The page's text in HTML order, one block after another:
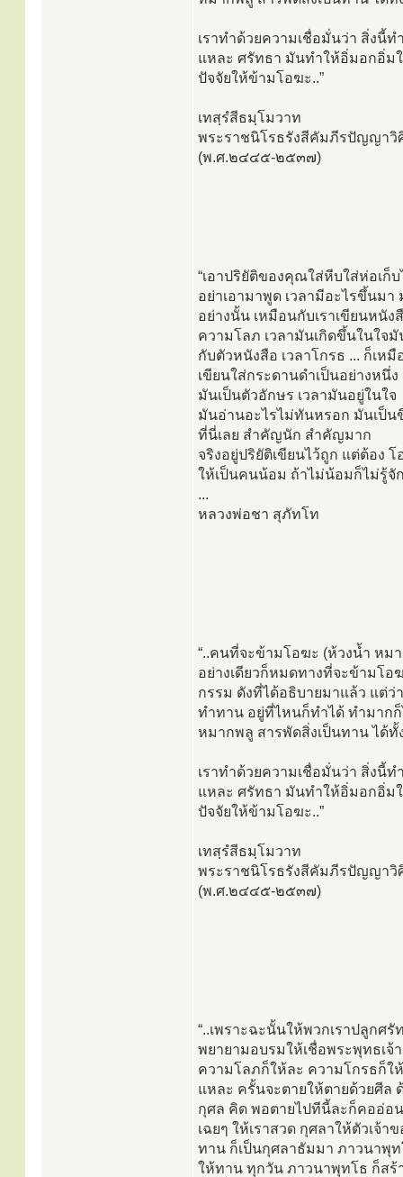
เราทำด้วยความเชื่อมั่นว่า สิ่งนี้
แหละ ศรัทธา มันทำให้อิ่มอกอิ่มใ
ปัจจัยให้ข้ามโอฆะ..”
เทสฺรํสีธมฺโมวาท
พระราชนิโรธรังสีคัมภีรปัญญาวิศิ
(พ.ศ.๒๔๔๕-๒๕๓๗)
“เอาปริยัติของคุณใส่หีบใส่ห่อเก็บ
อย่าเอามาพูด เวลามีอะไรขึ้นมา
อย่างนั้น เหมือนกับเราเขียนหนัง
ความโลภ เวลามันเกิดขึ้นในใจ
กับตัวหนังสือ เวลาโกรธ ... ก็เห
เขียนใส่กระดานดำเป็นอย่างหนึ่ง
มันเป็นตัวอักษร เวลามันอยู่ในใจ
มันอ่านอะไรไม่ทันหรอก มันเป็น
ที่นี่เลย สำคัญนัก สำคัญมาก
จริงอยู่ปริยัติเขียนไว้ถูก แต่ต้อง โ
ให้เป็นคนน้อม ถ้าไม่น้อมก็ไม่รู้จั
...
หลวงพ่อชา สุภัทโท
“..คนที่จะข้ามโอฆะ (ห้วงน้ำ หมา
อย่างเดียวก็หมดทางที่จะข้ามโอ
กรรม ดังที่ได้อธิบายมาแล้ว แต่ว่
ทำทาน อยู่ที่ไหนก็ทำได้ ทำมากก็
หมากพลู สารพัดสิ่งเป็นทาน ได้
เราทำด้วยความเชื่อมั่นว่า สิ่งนี้
แหละ ศรัทธา มันทำให้อิ่มอกอิ่มใ
ปัจจัยให้ข้ามโอฆะ..”
เทสฺรํสีธมฺโมวาท
พระราชนิโรธรังสีคัมภีรปัญญาวิศิ
(พ.ศ.๒๔๔๕-๒๕๓๗)
“..เพราะฉะนั้นให้พวกเราปลูกศ
พยายามอบรมให้เชื่อพระพุทธเ
ความโลภก็ให้ละ ความโกรธก็ใ
แหละ ครั้นจะตายให้ตายด้วยศีล
กุศล คิด พอตายไปทีนี้ละก็คออ่อ
เฉยๆ ให้เราสวด กุศลาให้ตัวเจ้
ทาน ก็เป็นกุศลาธัมมา ภาวนาพุ
ให้ทาน ทุกวัน ภาวนาพุทโธ ก็สร้